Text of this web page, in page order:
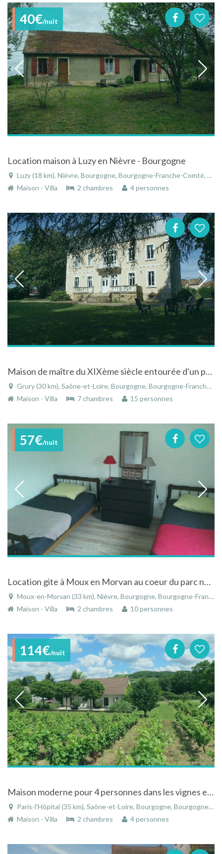
40€/nuit
Location maison à Luzy en Nièvre - Bourgogne
Luzy (18 km), Nièvre, Bourgogne, Bourgogne-Franche-Comté, France
Maison - Villa
2 chambres 4 personnes
Maison de maître du XIXème siècle entourée d'un parc clos arboré avec des arbres centenaires
Grury (30 km), Saône-et-Loire, Bourgogne, Bourgogne-Franche-Comté, France
Maison - Villa
7 chambres 15 personnes
57€/nuit
Location gite à Moux en Morvan au coeur du parc naturel du morvan en bourgogne
Moux-en-Morvan (33 km), Nièvre, Bourgogne, Bourgogne-Franche-Comté, France
Maison - Villa
2 chambres 10 personnes
114€/nuit
Maison moderne pour 4 personnes dans les vignes entre Santenay et Nolay
Paris-l'Hôpital (35 km), Saône-et-Loire, Bourgogne, Bourgogne-Franche-Comté, France
Maison - Villa
2 chambres 4 personnes